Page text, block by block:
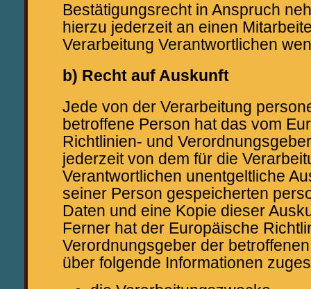
Bestätigungsrecht in Anspruch
hierzu jederzeit an einen
Verarbeitung Verantwortlichen
b) Recht auf Auskunft
Jede von der Verarbeitung
betroffene Person hat das vom
Richtlinien- und
jederzeit von dem für die
Verantwortlichen unentgeltliche
seiner Person gespeicherten
Daten und eine Kopie dieser
Ferner hat der Europäische
Verordnungsgeber der
über folgende Informationen